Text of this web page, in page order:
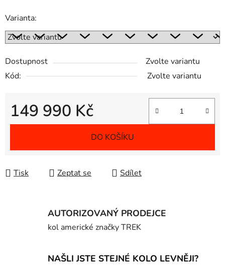
Varianta:
Dostupnost
Zvolte variantu
Kód:
Zvolte variantu
149 990 Kč
Měrná cena:
DO KOŠÍKU
Tisk Zeptat se Sdílet
AUTORIZOVANÝ PRODEJCE
kol americké značky TREK
NAŠLI JSTE STEJNÉ KOLO LEVNĚJI?